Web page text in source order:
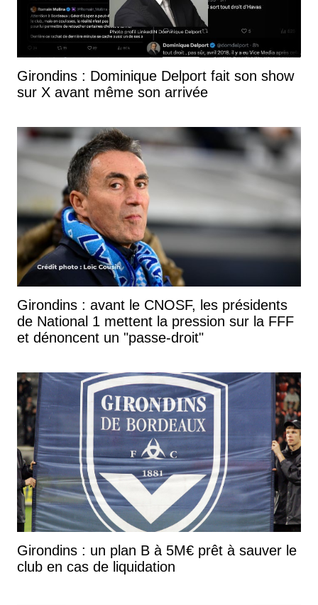
Girondins : Dominique Delport fait son show
sur X avant même son arrivée
Girondins : avant le CNOSF, les présidents
de National 1 mettent la pression sur la FFF
et dénoncent un "passe-droit"
Girondins : un plan B à 5M€ prêt à sauver le
club en cas de liquidation